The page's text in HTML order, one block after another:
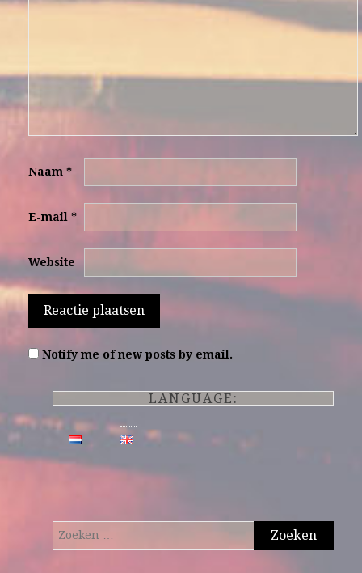
Naam *
E-mail *
Website
Notify me of new posts by email.
LANGUAGE:
Zoeken